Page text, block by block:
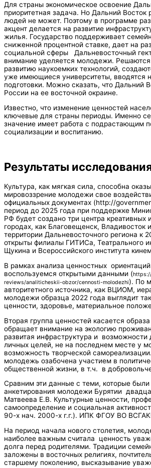
Для страны экономическое освоение
приоритетная задача. Но Дальний Восток
людей не может. Поэтому в программе
акцент делается на развитие
жилья. Государство поддерживает
сниженной процентной ставке, дает на
социальной сферы Дальневосточный
внимание уделяется молодежи.
развитию наукоемких технологий,
уже имеющиеся университеты, вводятся
подготовки. Можно сказать, что Дальний
России на ее восточной окраине.
Известно, что изменение ценностей
ключевые для страны периоды. Именно
значение имеет работа с подрастающим
социализации и воспитанию.
Результаты
Культура, как мягкая сила, способна
мировоззрение молодежи свое
официальных документах (http://
период до 2025 года при поддержке
РФ будет создано три центра креативных
городах, как Благовещенск, Владивосток
территории Дальневосточного региона к
открыты филиалы ГИТИСа, Театрального
Щукина и Всероссийского института
В рамках анализа ценностных
воспользуемся открытыми данными (
reviews/analiticheskii-obzor/cennosti-molodezhi). По
авторитетного источника, как ВЦИОМ,
молодежи образца 2022 года выглядит
ценности, здоровье, материальное
Вторая группа ценностей касается
обращает внимание на экологию
развитая инфраструктура и возможности
личных целей, не на последнем месте у
возможность творческой
молодежь озабочена участием в
общественной жизни, в т.ч. в
Сравним эти данные с теми, которые
анкетирования молодежи Бурятии
Матвеева Е.В. Культурные ценности,
самоопределение и социальная
90-х нач. 2000-х г.г.). ИПК ФГОУ ВО
На период начала нового столетия,
наиболее важным считала ценность
долга перед родителями. Традиции
заложены в восточных религиях,
старшему поколению, высказывание